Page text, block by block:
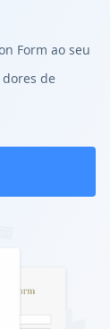
Form ao seu
de